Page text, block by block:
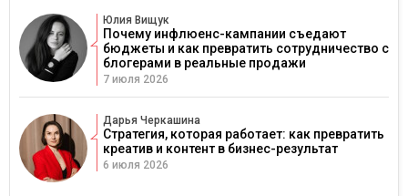
Юлия Вищук
Почему инфлюенс-кампании съедают
бюджеты и как превратить сотрудничество с
блогерами в реальные продажи
7 июля 2026
Дарья Черкашина
Стратегия, которая работает: как превратить
креатив и контент в бизнес-результат
6 июля 2026